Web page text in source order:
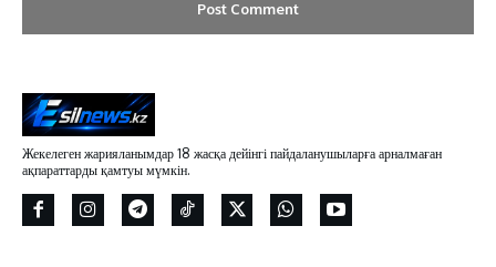
Жекелеген жарияланымдар 18 жасқа дейінгі пайдаланушыларға арналмаған
ақпараттарды қамтуы мүмкін.